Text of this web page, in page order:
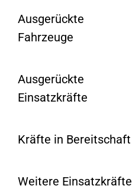
Ausgerückte
Fahrzeuge
Ausgerückte
Einsatzkräfte
Kräfte in Bereitschaft
Weitere Einsatzkräfte